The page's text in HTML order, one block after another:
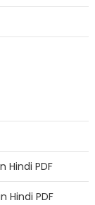
Hindi PDF
Hindi PDF